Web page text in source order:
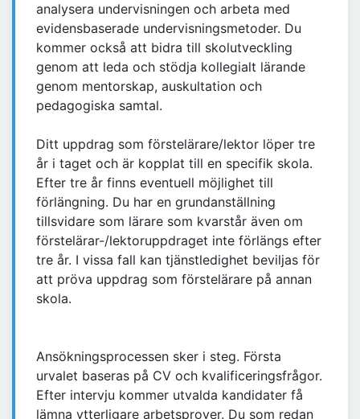
analysera undervisningen och arbeta med
evidensbaserade undervisningsmetoder. Du
kommer också att bidra till skolutveckling
genom att leda och stödja kollegialt lärande
genom mentorskap, auskultation och
pedagogiska samtal.
Ditt uppdrag som förstelärare/lektor löper tre
år i taget och är kopplat till en specifik skola.
Efter tre år finns eventuell möjlighet till
förlängning. Du har en grundanställning
tillsvidare som lärare som kvarstår även om
förstelärar-/lektoruppdraget inte förlängs efter
tre år. I vissa fall kan tjänstledighet beviljas för
att pröva uppdrag som förstelärare på annan
skola.
Ansökningsprocessen sker i steg. Första
urvalet baseras på CV och kvalificeringsfrågor.
Efter intervju kommer utvalda kandidater få
lämna ytterligare arbetsprover. Du som redan